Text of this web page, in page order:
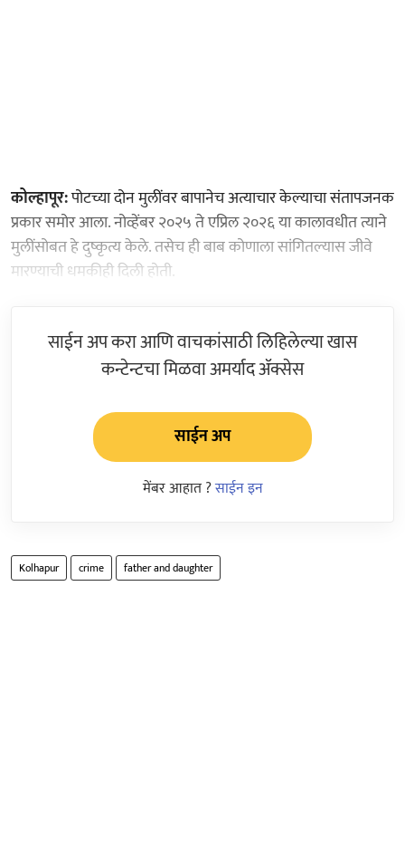
कोल्हापूर:पोटच्या दोन मुलींवर बापानेच अत्याचार केल्याचा संतापजनक
प्रकार समोर आला. नोव्हेंबर २०२५ ते एप्रिल २०२६ या कालावधीत त्याने
मुलींसोबत हे दुष्कृत्य केले. तसेच ही बाब कोणाला सांगितल्यास जीवे
मारण्याची धमकीही दिली होती.
साईन अप करा आणि वाचकांसाठी लिहिलेल्या खास
कन्टेन्टचा मिळवा अमर्याद ॲक्सेस
साईन अप
मेंबर आहात ?साईन इन
Kolhapur crime father and daughter